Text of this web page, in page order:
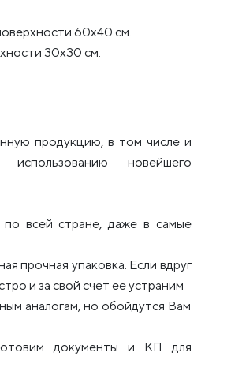
60х40 см.
30х30 см.
продукцию, в том числе и
использованию новейшего
всей стране, даже в самые
прочная упаковка. Если вдруг
и за свой счет ее устраним
аналогам, но обойдутся Вам
документы и КП для